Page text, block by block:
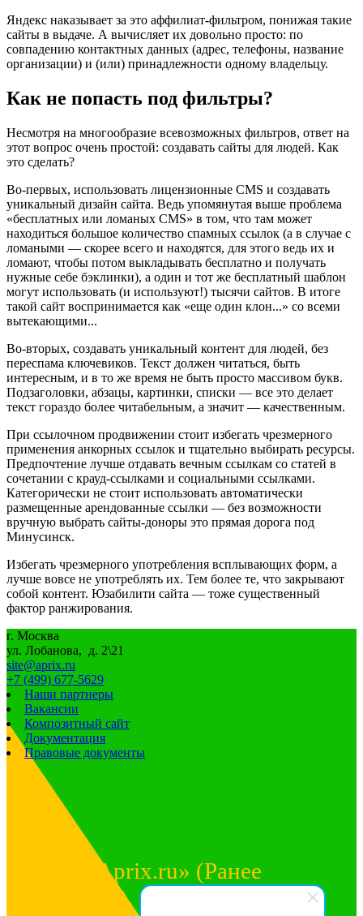
Яндекс наказывает за это аффилиат-фильтром, понижая такие
сайты в выдаче. А вычисляет их довольно просто: по
совпадению контактных данных (адрес, телефоны, название
организации) и (или) принадлежности одному владельцу.
Как не попасть под фильтры?
Несмотря на многообразие всевозможных фильтров, ответ на
этот вопрос очень простой: создавать сайты для людей. Как
это сделать?
Во-первых, использовать лицензионные CMS и создавать
уникальный дизайн сайта. Ведь упомянутая выше проблема
«бесплатных или ломаных CMS» в том, что там может
находиться большое количество спамных ссылок (а в случае с
ломаными — скорее всего и находятся, для этого ведь их и
ломают, чтобы потом выкладывать бесплатно и получать
нужные себе бэклинки), а один и тот же бесплатный шаблон
могут использовать (и используют!) тысячи сайтов. В итоге
такой сайт воспринимается как «еще один клон...» со всеми
вытекающими...
Во-вторых, создавать уникальный контент для людей, без
переспама ключевиков. Текст должен читаться, быть
интересным, и в то же время не быть просто массивом букв.
Подзаголовки, абзацы, картинки, списки — все это делает
текст гораздо более читабельным, а значит — качественным.
При ссылочном продвижении стоит избегать чрезмерного
применения анкорных ссылок и тщательно выбирать ресурсы.
Предпочтение лучше отдавать вечным ссылкам со статей в
сочетании с крауд-ссылками и социальными ссылками.
Категорически не стоит использовать автоматически
размещенные арендованные ссылки — без возможности
вручную выбрать сайты-доноры это прямая дорога под
Минусинск.
Избегать чрезмерного употребления всплывающих форм, а
лучше вовсе не употреблять их. Тем более те, что закрывают
собой контент. Юзабилити сайта — тоже существенный
фактор ранжирования.
г. Москва
ул. Лобанова, д. 2\21
site@aprix.ru
+7 (499) 677-5629
Наши партнеры
Вакансии
Композитный сайт
Документация
Правовые документы
© 2026 «Aprix.ru» (Ранее
design2u.ru).